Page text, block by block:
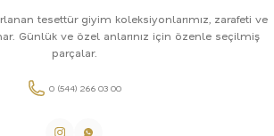
tesettür giyim koleksiyonlarımız, zarafeti ve
Günlük ve özel anlarınız için özenle seçilmiş
parçalar.
0 (544) 266 03 00